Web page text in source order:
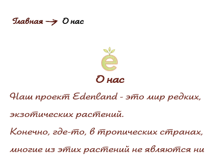
Главная О нас
О нас
Наш проект Edenland - это мир редких,
экзотических растений.
Конечно, где-то, в тропических странах,
многие из этих растений не являются ни